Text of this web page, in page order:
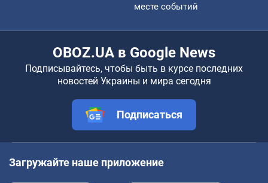
месте событий
OBOZ.UA в Google News
Подписывайтесь, чтобы быть в курсе последних
новостей Украины и мира сегодня
Подписаться
Загружайте наше приложение